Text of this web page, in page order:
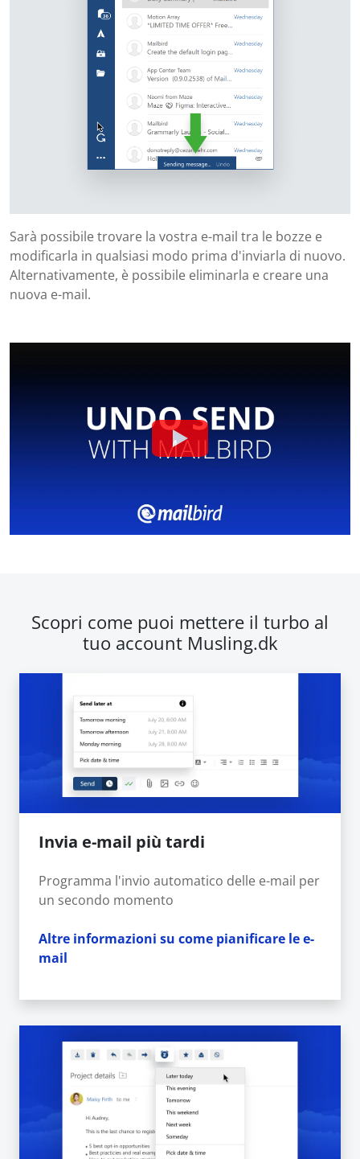
Sarà possibile trovare la vostra e-mail tra le bozze e
modificarla in qualsiasi modo prima d'inviarla di nuovo.
Alternativamente, è possibile eliminarla e creare una
nuova e-mail.
Scopri come puoi mettere il turbo al
tuo account Musling.dk
Invia e-mail più tardi
Programma l'invio automatico delle e-mail per
un secondo momento
Altre informazioni su come pianificare le e-
mail